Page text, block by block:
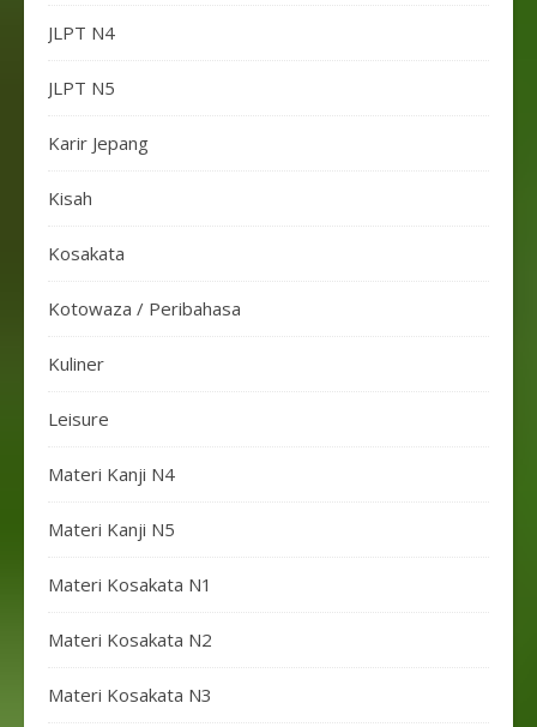
JLPT N4
JLPT N5
Karir Jepang
Kisah
Kosakata
Kotowaza / Peribahasa
Kuliner
Leisure
Materi Kanji N4
Materi Kanji N5
Materi Kosakata N1
Materi Kosakata N2
Materi Kosakata N3